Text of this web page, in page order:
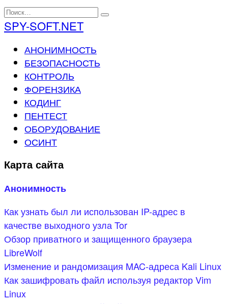
Перейти
к
содержанию
Search
for:
SPY-SOFT.NET
АНОНИМНОСТЬ
БЕЗОПАСНОСТЬ
КОНТРОЛЬ
ФОРЕНЗИКА
КОДИНГ
ПЕНТЕСТ
ОБОРУДОВАНИЕ
ОСИНТ
Карта сайта
Анонимность
Как узнать был ли использован IP-адрес в
качестве выходного узла Tor
Обзор приватного и защищенного браузера
LibreWolf
Изменение и рандомизация MAC-адреса Kali Linux
Как зашифровать файл используя редактор Vim
Linux